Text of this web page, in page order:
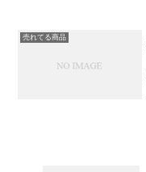
売れてる商品